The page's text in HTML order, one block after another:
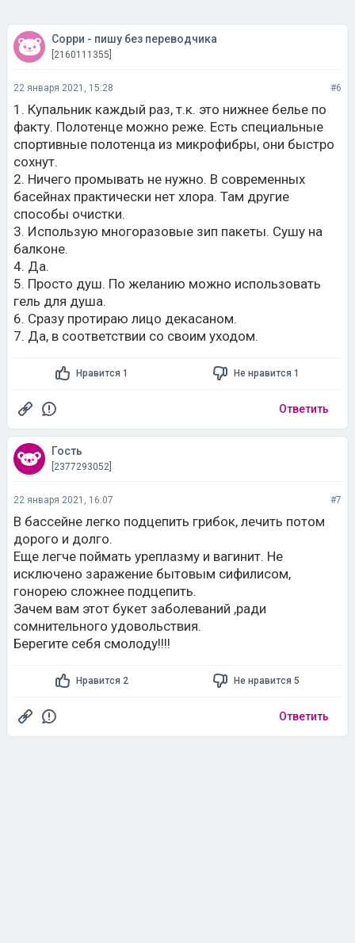
Сорри - пишу без переводчика
[2160111355]
22 января 2021, 15:28 #6
1. Купальник каждый раз, т.к. это нижнее белье по
факту. Полотенце можно реже. Есть специальные
спортивные полотенца из микрофибры, они быстро
сохнут.
2. Ничего промывать не нужно. В современных
басейнах практически нет хлора. Там другие
способы очистки.
3. Использую многоразовые зип пакеты. Сушу на
балконе.
4. Да.
5. Просто душ. По желанию можно использовать
гель для душа.
6. Сразу протираю лицо декасаном.
7. Да, в соответствии со своим уходом.
Нравится 1 Не нравится 1
Ответить
Гость
[2377293052]
22 января 2021, 16:07 #7
В бассейне легко подцепить грибок, лечить потом
дорого и долго.
Еще легче поймать уреплазму и вагинит. Не
исключено заражение бытовым сифилисом,
гонорею сложнее подцепить.
Зачем вам этот букет заболеваний ,ради
сомнительного удовольствия.
Берегите себя смолоду!!!!
Нравится 2 Не нравится 5
Ответить